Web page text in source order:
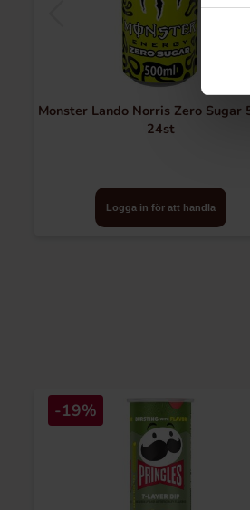
Monster Lando Norris Zero Sugar
24st
Logga in för att handla
-19%